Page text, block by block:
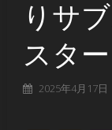
りサ
スター
2025年4月17日